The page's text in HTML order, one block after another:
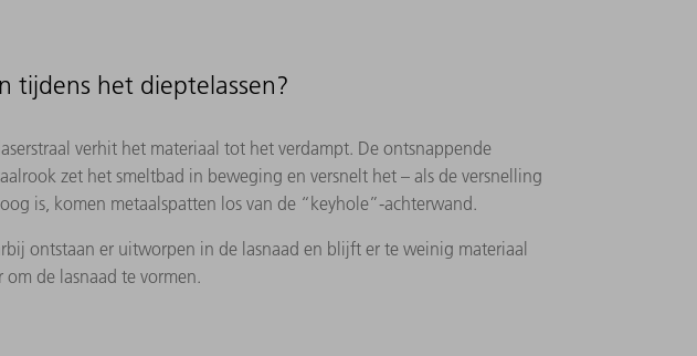
tijdens het dieptelassen?
verhit het materiaal tot het verdampt. De ontsnappende
zet het smeltbad in beweging en versnelt het – als de versnelling
is, komen metaalspatten los van de “keyhole”-achterwand.
ontstaan er uitworpen in de lasnaad en blijft er te weinig materiaal
om de lasnaad te vormen.